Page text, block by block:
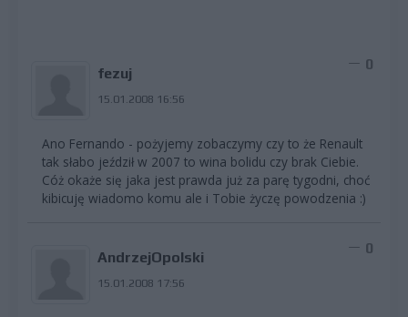
fezuj
15.01.2008 16:56
0
Ano Fernando - pożyjemy zobaczymy czy to że Renault
tak słabo jeździł w 2007 to wina bolidu czy brak Ciebie.
Cóż okaże się jaka jest prawda już za parę tygodni, choć
kibicuję wiadomo komu ale i Tobie życzę powodzenia :)
AndrzejOpolski
15.01.2008 17:56
0